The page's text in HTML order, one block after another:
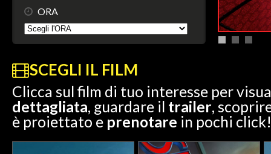
ORA
SCEGLI IL FILM
Clicca sul film di tuo interesse per
dettagliata, guardare il trailer,
è proiettato e prenotare in pochi click!